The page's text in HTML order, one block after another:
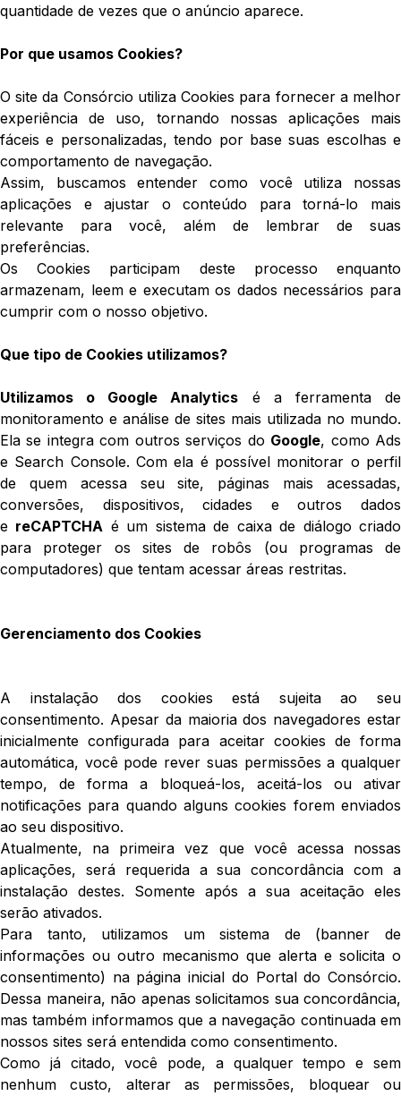
quantidade de vezes que o anúncio aparece.
Por que usamos Cookies?
O site da Consórcio utiliza Cookies para fornecer a melhor
experiência de uso, tornando nossas aplicações mais
fáceis e personalizadas, tendo por base suas escolhas e
comportamento de navegação.
Assim, buscamos entender como você utiliza nossas
aplicações e ajustar o conteúdo para torná-lo mais
relevante para você, além de lembrar de suas
preferências.
Os Cookies participam deste processo enquanto
armazenam, leem e executam os dados necessários para
cumprir com o nosso objetivo.
Que tipo de Cookies utilizamos?
Utilizamos o Google Analytics é a ferramenta de
monitoramento e análise de sites mais utilizada no mundo.
Ela se integra com outros serviços do Google, como Ads
e Search Console. Com ela é possível monitorar o perfil
de quem acessa seu site, páginas mais acessadas,
conversões, dispositivos, cidades e outros dados
e reCAPTCHA é um sistema de caixa de diálogo criado
para proteger os sites de robôs (ou programas de
computadores) que tentam acessar áreas restritas.
Gerenciamento dos Cookies
A instalação dos cookies está sujeita ao seu
consentimento. Apesar da maioria dos navegadores estar
inicialmente configurada para aceitar cookies de forma
automática, você pode rever suas permissões a qualquer
tempo, de forma a bloqueá-los, aceitá-los ou ativar
notificações para quando alguns cookies forem enviados
ao seu dispositivo.
Atualmente, na primeira vez que você acessa nossas
aplicações, será requerida a sua concordância com a
instalação destes. Somente após a sua aceitação eles
serão ativados.
Para tanto, utilizamos um sistema de (banner de
informações ou outro mecanismo que alerta e solicita o
consentimento) na página inicial do Portal do Consórcio.
Dessa maneira, não apenas solicitamos sua concordância,
mas também informamos que a navegação continuada em
nossos sites será entendida como consentimento.
Como já citado, você pode, a qualquer tempo e sem
nenhum custo, alterar as permissões, bloquear ou